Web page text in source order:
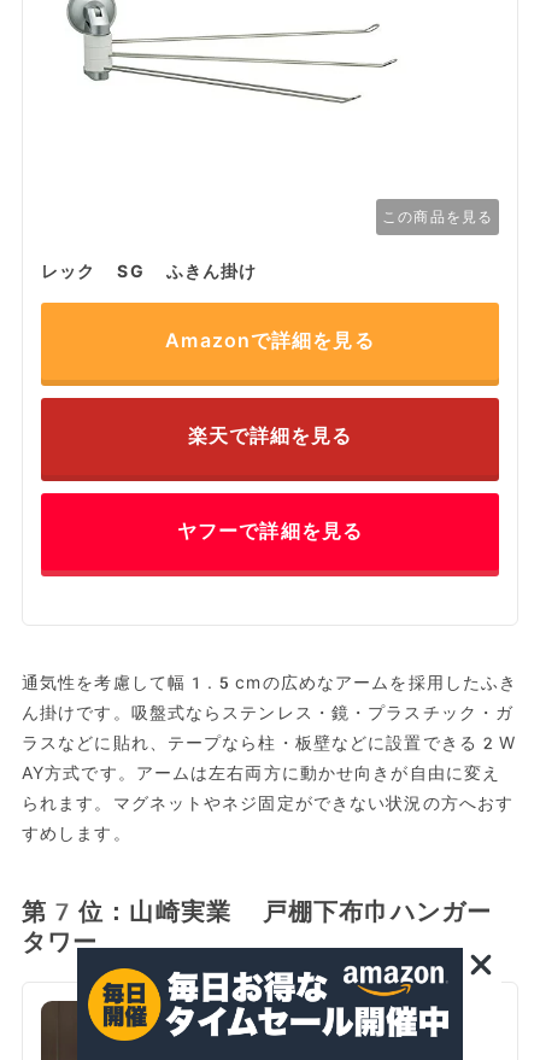
この商品を見る
レック SG ふきん掛け
Amazonで詳細を見る
楽天で詳細を見る
ヤフーで詳細を見る
通気性を考慮して幅1.5cmの広めなアームを採用したふき
ん掛けです。吸盤式ならステンレス・鏡・プラスチック・ガ
ラスなどに貼れ、テープなら柱・板壁などに設置できる2W
AY方式です。アームは左右両方に動かせ向きが自由に変え
られます。マグネットやネジ固定ができない状況の方へおす
すめします。
第7位：山崎実業 戸棚下布巾ハンガー
タワー